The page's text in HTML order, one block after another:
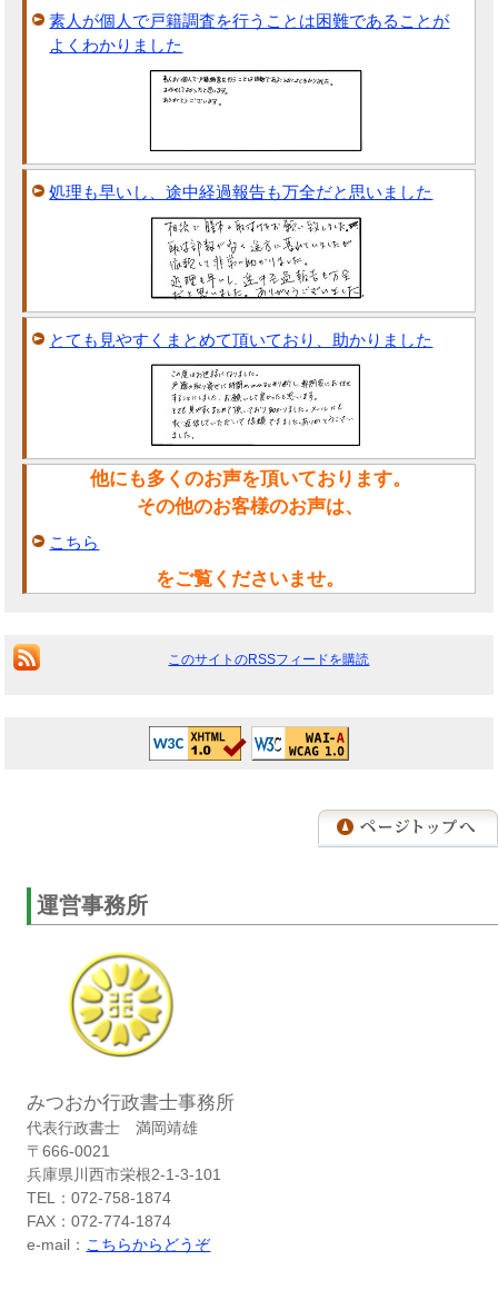
素人が個人で戸籍調査を行うことは困難であることが
よくわかりました
処理も早いし、途中経過報告も万全だと思いました
とても見やすくまとめて頂いており、助かりました
他にも多くのお声を頂いております。
その他のお客様のお声は、
こちら
をご覧くださいませ。
このサイトのRSSフィードを購読
運営事務所
みつおか行政書士事務所
代表行政書士 満岡靖雄
〒666-0021
兵庫県川西市栄根2-1-3-101
TEL：072-758-1874
FAX：072-774-1874
e-mail： こちらからどうぞ